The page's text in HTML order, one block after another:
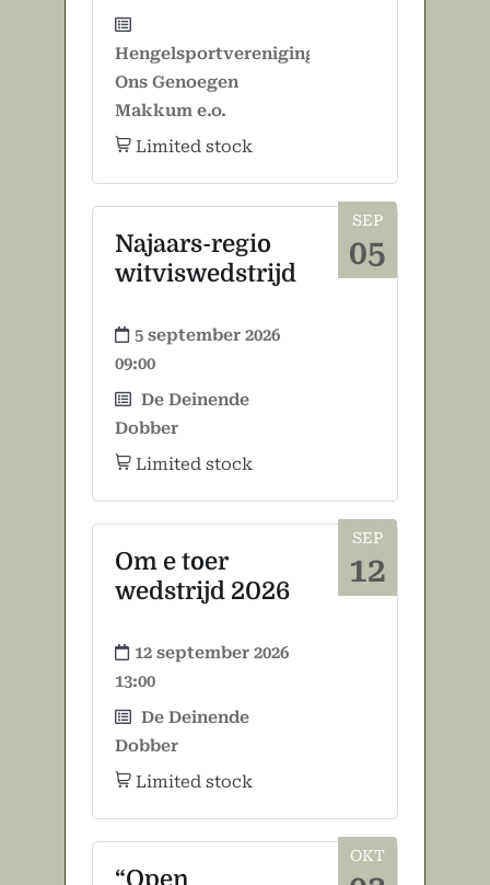
Hengelsportvereniging
Ons Genoegen
Makkum e.o.
Limited stock
SEP
05
Najaars-regio
witviswedstrijd
5 september 2026
09:00
De Deinende
Dobber
Limited stock
SEP
12
Om e toer
wedstrijd 2026
12 september 2026
13:00
De Deinende
Dobber
Limited stock
OKT
“Open